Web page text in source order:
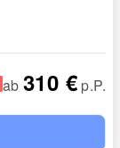
ab 310 € p.P.